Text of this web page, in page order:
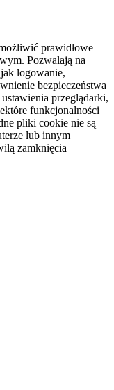
prawidłowe
Pozwalają na
logowanie,
bezpieczeństwa
przeglądarki,
funkcjonalności
pliki cookie nie są
lub innym
zamknięcia